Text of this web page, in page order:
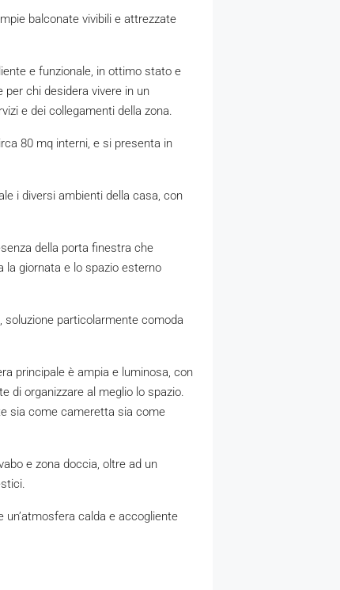
balconate vivibili e attrezzate
e funzionale, in ottimo stato e
chi desidera vivere in un
e dei collegamenti della zona.
80 mq interni, e si presenta in
i diversi ambienti della casa, con
della porta finestra che
la giornata e lo spazio esterno
soluzione particolarmente comoda
principale è ampia e luminosa, con
di organizzare al meglio lo spazio.
sia come cameretta sia come
e zona doccia, oltre ad un
calda e accogliente